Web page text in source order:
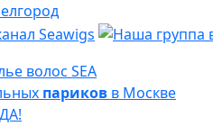
париков в Москве